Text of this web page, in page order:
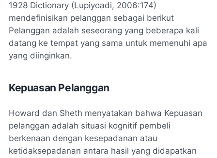
1928 Dictionary (Lupiyoadi, 2006:174)
mendefinisikan pelanggan sebagai berikut
Pelanggan adalah seseorang yang beberapa kali
datang ke tempat yang sama untuk memenuhi apa
yang diinginkan.
Kepuasan Pelanggan
Howard dan Sheth menyatakan bahwa Kepuasan
pelanggan adalah situasi kognitif pembeli
berkenaan dengan kesepadanan atau
ketidaksepadanan antara hasil yang didapatkan